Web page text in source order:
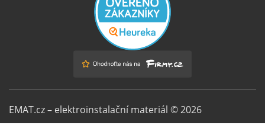
EMAT.cz – elektroinstalační materiál © 2026